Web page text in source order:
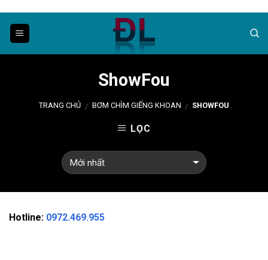
content
ShowFou
TRANG CHỦ / BƠM CHÌM GIẾNG KHOAN / SHOWFOU
LỌC
Hotline: 0972.469.955